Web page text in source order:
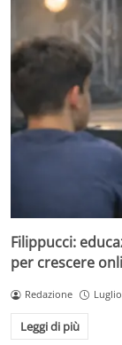
Filippucci:
per crescere
Redazione
Leggi di più